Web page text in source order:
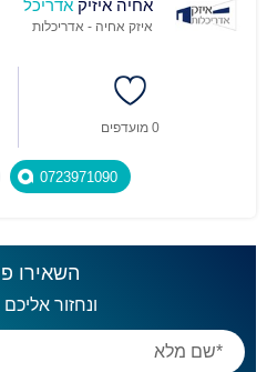
אחיה איזיק אדריכל
איזק אחיה - אדריכלות
0 מועדפים
0723971090
השאירו
ונחזור